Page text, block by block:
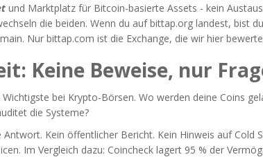
und Marktplatz für Bitcoin-basierte Assets - kein
die beiden. Wenn du auf bittap.org landest, bist
Nur bittap.com ist die Exchange, die wir hier
Keine Beweise, nur
Wichtigste bei Krypto-Börsen. Wo werden deine Coins
die Systeme?
Antwort. Kein öffentlicher Bericht. Kein Hinweis auf Cold
Im Vergleich dazu: Coincheck lagert 95 % der